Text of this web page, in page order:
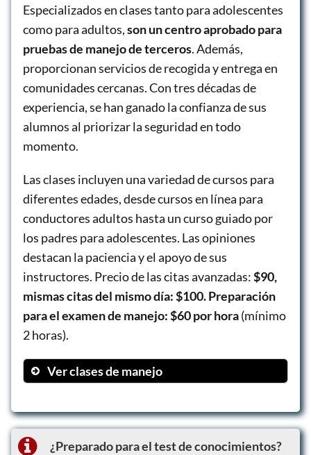
Especializados en clases tanto para adolescentes
como para adultos,son un centro aprobado para
pruebas de manejo de terceros. Además,
proporcionan servicios de recogida y entrega en
comunidades cercanas. Con tres décadas de
experiencia, se han ganado la confianza de sus
alumnos al priorizar la seguridad en todo
momento.
Las clases incluyen una variedad de cursos para
diferentes edades, desde cursos en línea para
conductores adultos hasta un curso guiado por
los padres para adolescentes. Las opiniones
destacan la paciencia y el apoyo de sus
instructores. Precio de las citas avanzadas:$90,
mismas citas del mismo día: $100. Preparación
para el examen de manejo: $60 por hora(mínimo
2 horas).
Ver clases de manejo
horas)
Curso para adolescentes guiado por
padres
¿Preparado para el test de conocimientos?